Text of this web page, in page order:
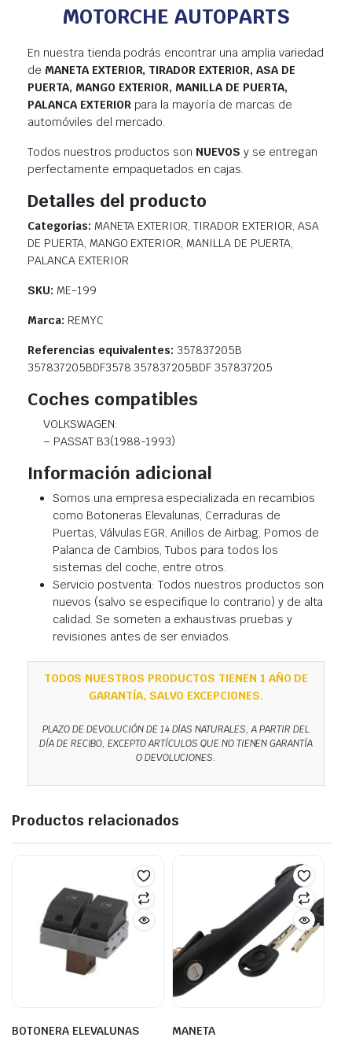
MOTORCHE AUTOPARTS
En nuestra tienda podrás encontrar una amplia variedad
de MANETA EXTERIOR, TIRADOR EXTERIOR, ASA DE
PUERTA, MANGO EXTERIOR, MANILLA DE PUERTA,
PALANCA EXTERIORpara la mayoría de marcas de
automóviles del mercado.
Todos nuestros productos son NUEVOS y se entregan
perfectamente empaquetados en cajas.
Detalles del producto
Categorias: MANETA EXTERIOR, TIRADOR EXTERIOR, ASA
DE PUERTA, MANGO EXTERIOR, MANILLA DE PUERTA,
PALANCA EXTERIOR
SKU: ME-199
Marca: REMYC
Referencias equivalentes:357837205B
357837205BDF3578 357837205BDF 357837205
Coches compatibles
VOLKSWAGEN:
– PASSAT B3(1988-1993)
Información adicional
Somos una empresa especializada en recambios
como Botoneras Elevalunas, Cerraduras de
Puertas, Válvulas EGR, Anillos de Airbag, Pomos de
Palanca de Cambios, Tubos para todos los
sistemas del coche, entre otros.
Servicio postventa: Todos nuestros productos son
nuevos (salvo se especifique lo contrario) y de alta
calidad. Se someten a exhaustivas pruebas y
revisiones antes de ser enviados.
TODOS NUESTROS PRODUCTOS TIENEN 1 AÑO DE
GARANTÍA, SALVO EXCEPCIONES.
PLAZO DE DEVOLUCIÓN DE 14 DÍAS NATURALES, A PARTIR DEL
DÍA DE RECIBO, EXCEPTO ARTÍCULOS QUE NO TIENEN GARANTÍA
O DEVOLUCIONES.
Productos relacionados
BOTONERA ELEVALUNAS
MANETA